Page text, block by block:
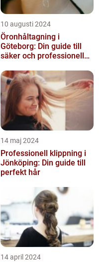
10 augusti 2024
Öronhåltagning i
Göteborg: Din guide till
säker och professionell
14 maj 2024
Professionell klippning i
Jönköping: Din guide till
perfekt hår
14 april 2024